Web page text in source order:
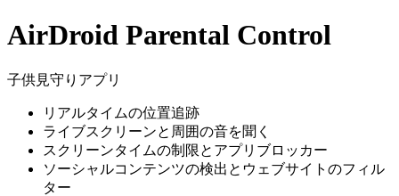
AirDroid Parental Control
子供見守りアプリ
リアルタイムの位置追跡
ライブスクリーンと周囲の音を聞く
スクリーンタイムの制限とアプリブロッカー
ソーシャルコンテンツの検出とウェブサイトのフィル
ター